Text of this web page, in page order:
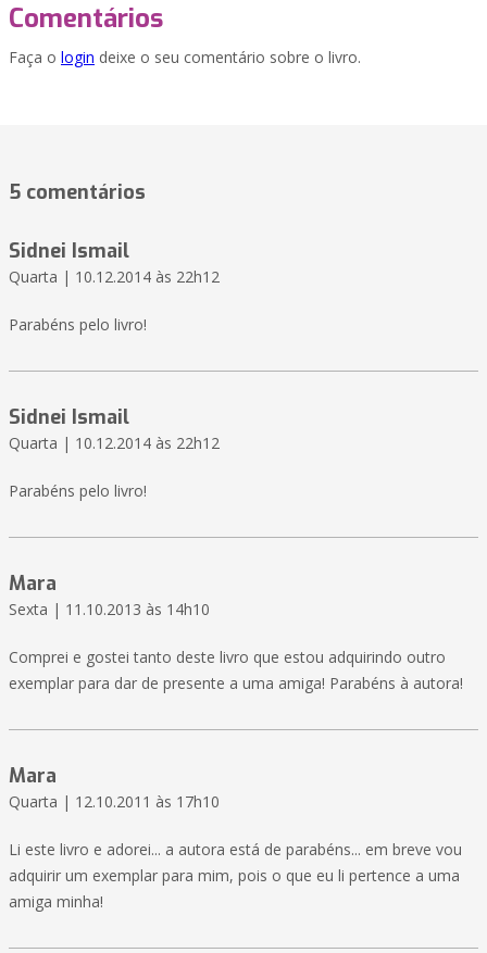
Comentários
Faça o login deixe o seu comentário sobre o livro.
5 comentários
Sidnei Ismail
Quarta | 10.12.2014 às 22h12
Parabéns pelo livro!
Sidnei Ismail
Quarta | 10.12.2014 às 22h12
Parabéns pelo livro!
Mara
Sexta | 11.10.2013 às 14h10
Comprei e gostei tanto deste livro que estou adquirindo outro
exemplar para dar de presente a uma amiga! Parabéns à autora!
Mara
Quarta | 12.10.2011 às 17h10
Li este livro e adorei... a autora está de parabéns... em breve vou
adquirir um exemplar para mim, pois o que eu li pertence a uma
amiga minha!